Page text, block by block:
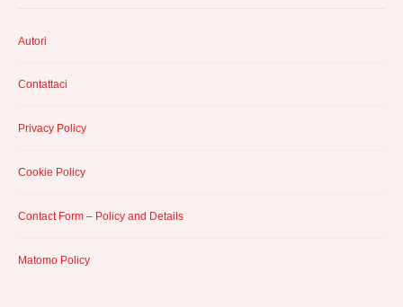
Autori
Contattaci
Privacy Policy
Cookie Policy
Contact Form – Policy and Details
Matomo Policy